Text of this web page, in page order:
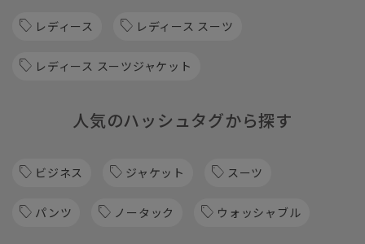
レディース レディース スーツ
レディース スーツジャケット
人気のハッシュタグから探す
ビジネス ジャケット スーツ
パンツ ノータック ウォッシャブル